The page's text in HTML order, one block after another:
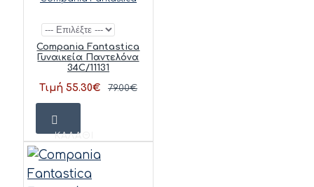
Compania Fantastica
Γυναικεία Παντελόνα
34C/11131
Τιμή 55.30€ 79.00€
ΚΑΛΆΘΙ